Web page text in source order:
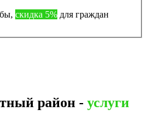
скидка 5% для граждан
район - услуги